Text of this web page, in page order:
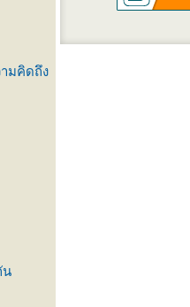
มคิดถึง
น